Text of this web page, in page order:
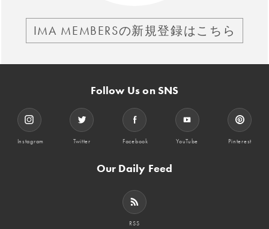
IMA MEMBERSの新規登録はこちら
Follow Us on SNS
Instagram Twitter Facebook YouTube Pinterest
Our Daily Feed
RSS